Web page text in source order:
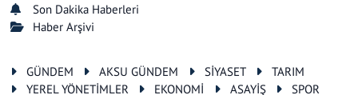
Son Dakika Haberleri
Haber Arşivi
GÜNDEM AKSU GÜNDEM SİYASET
TARIM
YEREL YÖNETİMLER
EKONOMİ ASAYİŞ SPOR